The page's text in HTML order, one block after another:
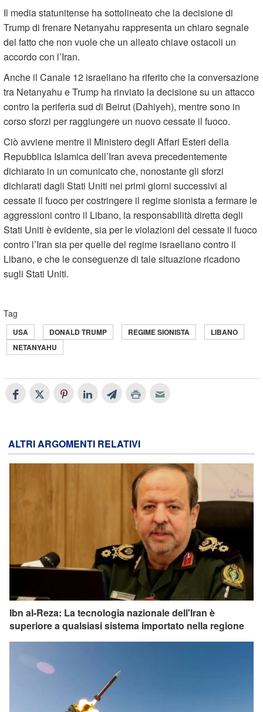
Il media statunitense ha sottolineato che la decisione di
Trump di frenare Netanyahu rappresenta un chiaro segnale
del fatto che non vuole che un alleato chiave ostacoli un
accordo con l’Iran.
Anche il Canale 12 israeliano ha riferito che la conversazione
tra Netanyahu e Trump ha rinviato la decisione su un attacco
contro la periferia sud di Beirut (Dahiyeh), mentre sono in
corso sforzi per raggiungere un nuovo cessate il fuoco.
Ciò avviene mentre il Ministero degli Affari Esteri della
Repubblica Islamica dell’Iran aveva precedentemente
dichiarato in un comunicato che, nonostante gli sforzi
dichiarati dagli Stati Uniti nei primi giorni successivi al
cessate il fuoco per costringere il regime sionista a fermare le
aggressioni contro il Libano, la responsabilità diretta degli
Stati Uniti è evidente, sia per le violazioni del cessate il fuoco
contro l’Iran sia per quelle del regime israeliano contro il
Libano, e che le conseguenze di tale situazione ricadono
sugli Stati Uniti.
Tag
USA DONALD TRUMP REGIME SIONISTA
LIBANO
NETANYAHU
ALTRI ARGOMENTI RELATIVI
Ibn al-Reza: La tecnologia nazionale dell'Iran è
superiore a qualsiasi sistema importato nella regione